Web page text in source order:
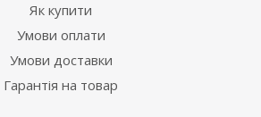
Як купити
Умови оплати
Умови доставки
Гарантія на товар